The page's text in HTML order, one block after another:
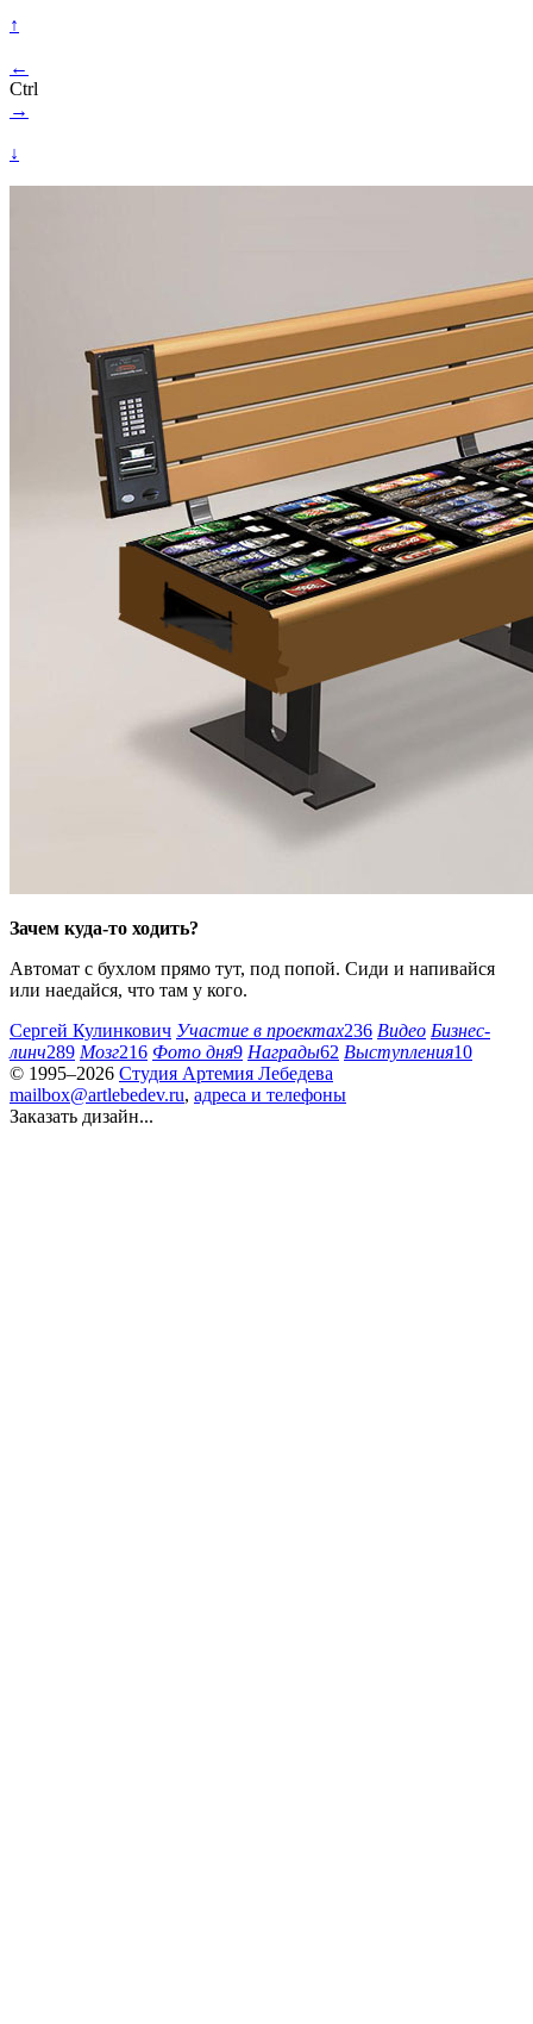
↑
←
Ctrl
→
↓
Зачем куда-то ходить?
Автомат с бухлом прямо тут, под попой. Сиди и напивайся
или наедайся, что там у кого.
Сергей Кулинкович Участие в проектах236 Видео Бизнес-
линч289 Мозг216 Фото дня9 Награды62 Выступления10
© 1995–2026 Студия Артемия Лебедева
mailbox@artlebedev.ru, адреса и телефоны
Заказать дизайн...